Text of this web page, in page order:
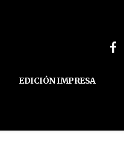
EDICIÓN IMPRESA